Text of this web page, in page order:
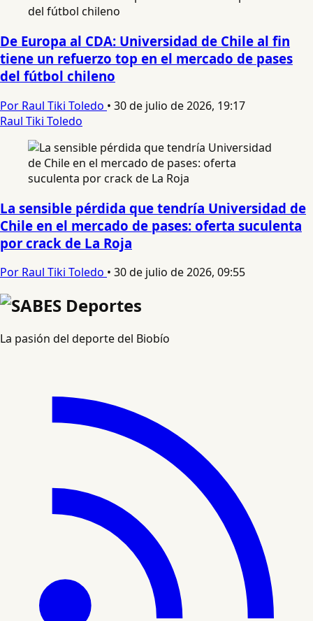
De Europa al CDA: Universidad de Chile al fin
tiene un refuerzo top en el mercado de pases
del fútbol chileno
Por Raul Tiki Toledo • 30 de julio de 2026, 19:17
Raul Tiki Toledo
La sensible pérdida que tendría Universidad de
Chile en el mercado de pases: oferta suculenta
por crack de La Roja
Por Raul Tiki Toledo • 30 de julio de 2026, 09:55
La pasión del deporte del Biobío